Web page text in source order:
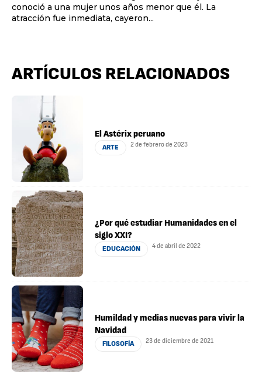
conoció a una mujer unos años menor que él. La
atracción fue inmediata, cayeron...
ARTÍCULOS RELACIONADOS
El Astérix peruano
ARTE 2 de febrero de 2023
¿Por qué estudiar Humanidades en el
siglo XXI?
EDUCACIÓN 4 de abril de 2022
Humildad y medias nuevas para vivir la
Navidad
FILOSOFÍA 23 de diciembre de 2021